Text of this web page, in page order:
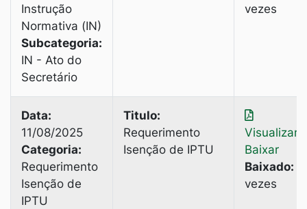
Instrução
Normativa (IN)
Subcategoria:
IN - Ato do
Secretário
vezes
Data:
11/08/2025
Categoria:
Requerimento
Isenção de
IPTU
Titulo:
Requerimento
Isenção de IPTU
Visualizar
Baixar
Baixado:
vezes